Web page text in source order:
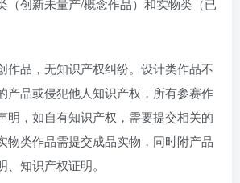
作品，无知识产权纠纷。设计类作品不
产品或侵犯他人知识产权，所有参赛作
明，如自有知识产权，需要提交相关的
物类作品需提交成品实物，同时附产品
知识产权证明。